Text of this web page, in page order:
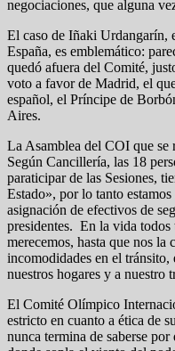
negociaciones, que alguna
El caso de Iñaki Urdangarín,
España, es emblemático:
quedó afuera del Comité,
voto a favor de Madrid, el
español, el Príncipe de
Aires.
La Asamblea del COI que se
Según Cancillería, las 18
paraticipar de las Sesiones,
Estado», por lo tanto
asignación de efectivos de
presidentes. En la vida todos
merecemos, hasta que nos la
incomodidades en el tránsito,
nuestros hogares y a nuestro
El Comité Olímpico
estricto en cuanto a ética de
nunca termina de saberse